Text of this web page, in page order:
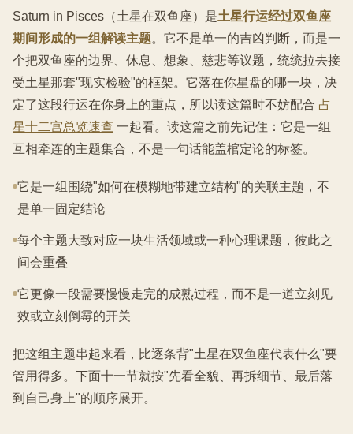
Saturn in Pisces（土星在双鱼座）是土星行运经过双鱼座
期间形成的一组解读主题。它不是单一的吉凶判断，而是一
个把双鱼座的边界、休息、想象、慈悲等议题，统统拉去接
受土星那套"现实检验"的框架。它落在你星盘的哪一块，决
定了这段行运在你身上的重点，所以读这篇时不妨配合 占
星十二宫总览速查 一起看。读这篇之前先记住：它是一组
互相牵连的主题集合，不是一句话能盖棺定论的标签。
它是一组围绕"如何在模糊地带建立结构"的关联主题，不
是单一固定结论
每个主题大致对应一块生活领域或一种心理课题，彼此之
间会重叠
它更像一段需要慢慢走完的成熟过程，而不是一道立刻见
效或立刻倒霉的开关
把这组主题串起来看，比逐条背"土星在双鱼座代表什么"要
管用得多。下面十一节就按"先看全貌、再拆细节、最后落
到自己身上"的顺序展开。